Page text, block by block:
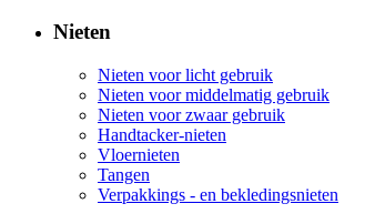
Nieten
Nieten voor licht gebruik
Nieten voor middelmatig gebruik
Nieten voor zwaar gebruik
Handtacker-nieten
Vloernieten
Tangen
Verpakkings - en bekledingsnieten